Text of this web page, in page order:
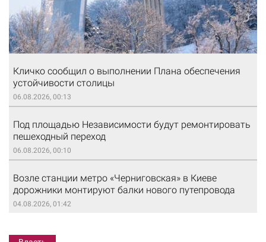
Кличко сообщил о выполнении Плана обеспечения
устойчивости столицы
06.08.2026, 00:13
Под площадью Независимости будут ремонтировать
пешеходный переход
06.08.2026, 00:10
Возле станции метро «Черниговская» в Киеве
дорожники монтируют балки нового путепровода
04.08.2026, 01:42